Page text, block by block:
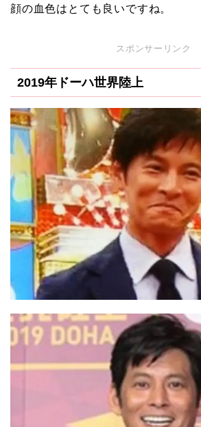
顔の血色はとても良いですね。
スポンサーリンク
2019年ドーハ世界陸上